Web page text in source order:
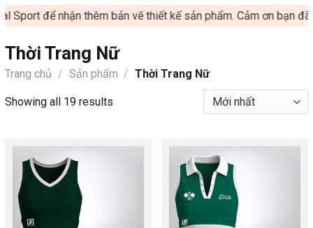
để nhận thêm bản vẽ thiết kế sản phẩm. Cảm ơn bạn đã ủng
Thời Trang Nữ
Trang chủ / Sản phẩm / Thời Trang Nữ
Showing all 19 results